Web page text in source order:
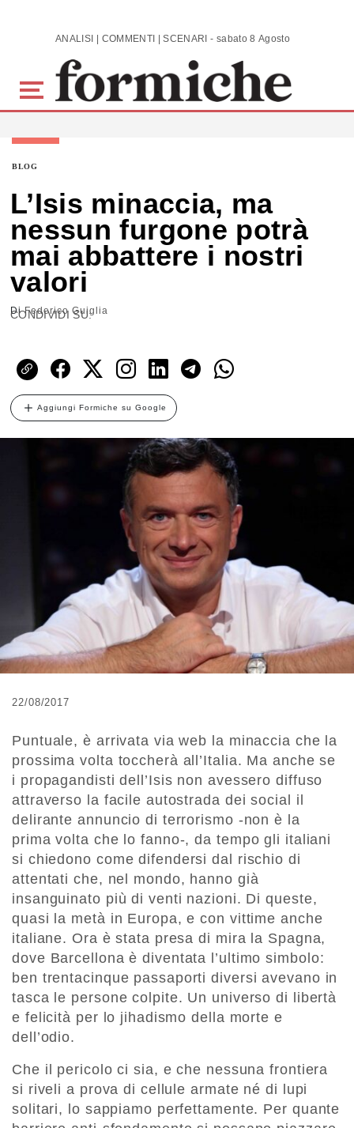
Skip to main content ANALISI | COMMENTI | SCENARI - sabato 8 Agosto 2026
BLOG
L’Isis minaccia, ma
nessun furgone potrà
mai abbattere i nostri
valori
DiFederico Guiglia
CONDIVIDI SU:
Aggiungi Formiche su Google
22/08/2017
Puntuale, è arrivata via web la minaccia che la
prossima volta toccherà all’Italia. Ma anche se
i propagandisti dell’Isis non avessero diffuso
attraverso la facile autostrada dei social il
delirante annuncio di terrorismo -non è la
prima volta che lo fanno-, da tempo gli italiani
si chiedono come difendersi dal rischio di
attentati che, nel mondo, hanno già
insanguinato più di venti nazioni. Di queste,
quasi la metà in Europa, e con vittime anche
italiane. Ora è stata presa di mira la Spagna,
dove Barcellona è diventata l’ultimo simbolo:
ben trentacinque passaporti diversi avevano in
tasca le persone colpite. Un universo di libertà
e felicità per lo jihadismo della morte e
dell’odio.
Che il pericolo ci sia, e che nessuna frontiera
si riveli a prova di cellule armate né di lupi
solitari, lo sappiamo perfettamente. Per quante